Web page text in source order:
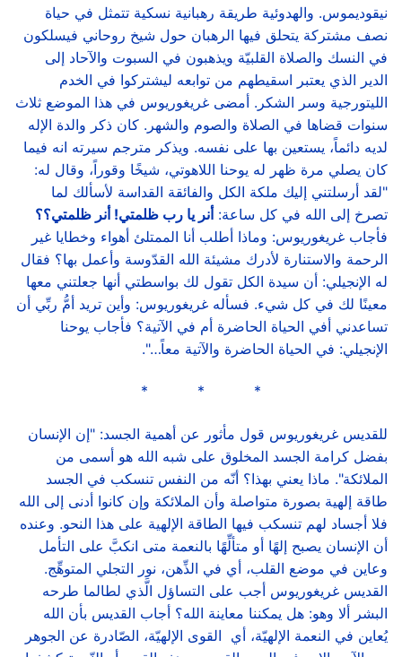
نيقوديموس. والهدوئية طريقة رهبانية نسكية تتمثل في حياة
نصف مشتركة يتحلق فيها الرهبان حول شيخ روحاني فيسلكون
في النسك والصلاة القلبيّة ويذهبون في السبوت والآحاد إلى
الدير الذي يعتبر اسقيطهم من توابعه ليشتركوا في الخدم
الليتورجية وسر الشكر. أمضى غريغوريوس في هذا الموضع ثلاث
سنوات قضاها في الصلاة والصوم والشهر. كان ذكر والدة الإله
لديه دائماً، يستعين بها على نفسه. ويذكر مترجم سيرته انه فيما
كان يصلي مرة ظهر له يوحنا اللاهوتي، شيخًا وقوراً، وقال له:
"لقد أرسلتني إليك ملكة الكل والفائقة القداسة لأسألك لما
تصرخ إلى الله في كل ساعة:أنر يا رب ظلمتي! أنر ظلمتي؟؟
فأجاب غريغوريوس: وماذا أطلب أنا الممتلئ أهواء وخطايا غير
الرحمة والاستنارة لأدرك مشيئة الله القدّوسة وأعمل بها؟ فقال
له الإنجيلي: أن سيدة الكل تقول لك بواسطتي أنها جعلتني معها
معينًا لك في كل شيء. فسأله غريغوريوس: وأين تريد أمُّ ربِّي أن
تساعدني أفي الحياة الحاضرة أم في الآتية؟ فأجاب يوحنا
الإنجيلي: في الحياة الحاضرة والآتية معاً…".
* * *
للقديس غريغوريوس قول مأثور عن أهمية الجسد: "إن الإنسان
بفضل كرامة الجسد المخلوق على شبه الله هو أسمى من
الملائكة". ماذا يعني بهذا؟ أنّه من النفس تنسكب في الجسد
طاقة إلهية بصورة متواصلة وأن الملائكة وإن كانوا أدنى إلى الله
فلا أجساد لهم تنسكب فيها الطاقة الإلهية على هذا النحو. وعنده
أن الإنسان يصبح إلهًا أو متألِّهًا بالنعمة متى انكبَّ على التأمل
وعاين في موضع القلب، أي في الذِّهن، نور التجلي المتوهِّج.
القديس غريغوريوس أجب على التساؤل الَّذي لطالما طرحه
البشر ألا وهو: هل يمكننا معاينة الله؟ أجاب القديس بأن الله
يُعاين في النعمة الإلهيّة، أي القوى الإلهيّة، الصّادرة عن الجوهر